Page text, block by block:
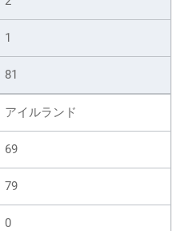
1
81
アイルランド
69
79
0